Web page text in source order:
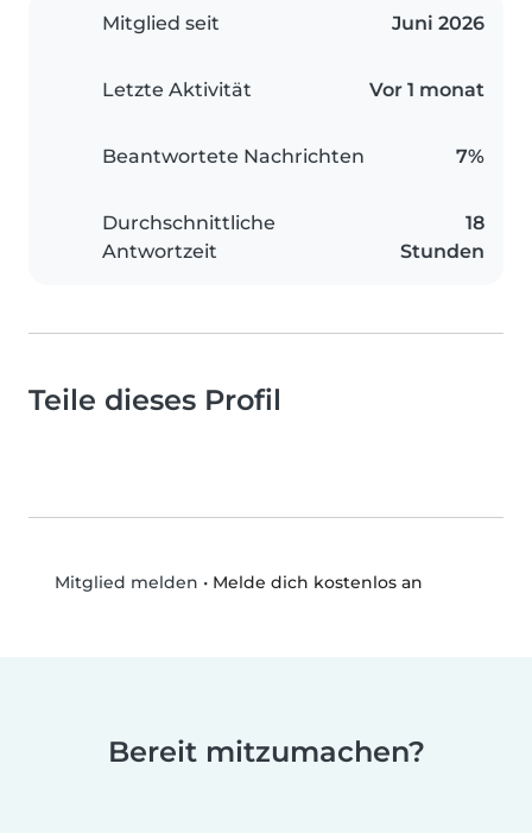
Mitglied seit Juni 2026
Letzte Aktivität Vor 1 monat
Beantwortete Nachrichten 7%
Durchschnittliche
Antwortzeit
18
Stunden
Teile dieses Profil
Mitglied melden • Melde dich kostenlos an
Bereit mitzumachen?